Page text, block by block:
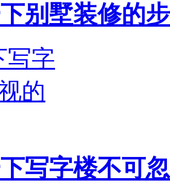
别墅装修的
写字楼不可